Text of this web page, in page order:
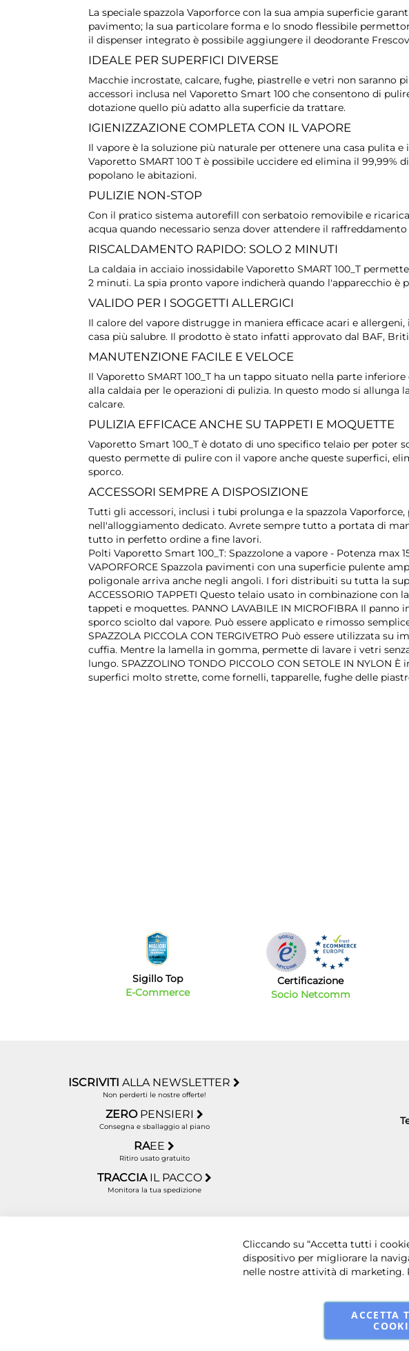
La speciale spazzola Vaporforce con la sua ampia superficie
pavimento; la sua particolare forma e lo snodo flessibile
il dispenser integrato è possibile aggiungere il deodorante
IDEALE PER SUPERFICI DIVERSE
Macchie incrostate, calcare, fughe, piastrelle e vetri non saranno
accessori inclusa nel Vaporetto Smart 100 che consentono di
dotazione quello più adatto alla superficie da trattare.
IGIENIZZAZIONE COMPLETA CON IL VAPORE
Il vapore è la soluzione più naturale per ottenere una casa pulita
Vaporetto SMART 100 T è possibile uccidere ed elimina il
popolano le abitazioni.
PULIZIE NON-STOP
Con il pratico sistema autorefill con serbatoio removibile e
acqua quando necessario senza dover attendere il
RISCALDAMENTO RAPIDO: SOLO 2 MINUTI
La caldaia in acciaio inossidabile Vaporetto SMART 100_T
2 minuti. La spia pronto vapore indicherà quando l'apparecchio è
VALIDO PER I SOGGETTI ALLERGICI
Il calore del vapore distrugge in maniera efficace acari e
casa più salubre. Il prodotto è stato infatti approvato dal BAF,
MANUTENZIONE FACILE E VELOCE
Il Vaporetto SMART 100_T ha un tappo situato nella parte
alla caldaia per le operazioni di pulizia. In questo modo si
calcare.
PULIZIA EFFICACE ANCHE SU TAPPETI E MOQUETTE
Vaporetto Smart 100_T è dotato di uno specifico telaio per poter
questo permette di pulire con il vapore anche queste superfici,
sporco.
ACCESSORI SEMPRE A DISPOSIZIONE
Tutti gli accessori, inclusi i tubi prolunga e la spazzola
nell'alloggiamento dedicato. Avrete sempre tutto a portata di
tutto in perfetto ordine a fine lavori.
Polti Vaporetto Smart 100_T: Spazzolone a vapore - Potenza max
VAPORFORCE Spazzola pavimenti con una superficie pulente
poligonale arriva anche negli angoli. I fori distribuiti su tutta la
ACCESSORIO TAPPETI Questo telaio usato in combinazione
tappeti e moquettes. PANNO LAVABILE IN MICROFIBRA Il
sporco sciolto dal vapore. Può essere applicato e rimosso
SPAZZOLA PICCOLA CON TERGIVETRO Può essere utilizzata
cuffia. Mentre la lamella in gomma, permette di lavare i vetri
lungo. SPAZZOLINO TONDO PICCOLO CON SETOLE IN
superfici molto strette, come fornelli, tapparelle, fughe delle
Sigillo Top
E-Commerce
Certificazione
Socio Netcomm
ISCRIVITIALLA NEWSLETTER
Non perderti le nostre offerte!
ZERO PENSIERI
Consegna e sballaggio al piano
RAEE
Ritiro usato gratuito
TRACCIA IL PACCO
Monitora la tua spedizione
Copyright © 2025 BYTECNO S.R.L. Cap. Soc. 50.000 € i.v. - Sede